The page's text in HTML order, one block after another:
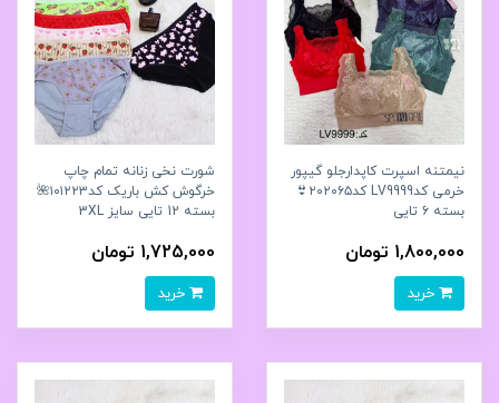
نیمتنه اسپرت کاپدارجلو گیپور
خرمی کدLV9999 کد۲۰۲۰۶۵👙
بسته 6 تایی
1,800,000 تومان
شورت نخی زنانه تمام چاپ
خرگوش کش باریک کد۱۰۱۲۲۳🌺
بسته 12 تایی سایز 3XL
1,725,000 تومان